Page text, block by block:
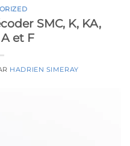
SMC, K, KA,
et F
HADRIEN SIMERAY